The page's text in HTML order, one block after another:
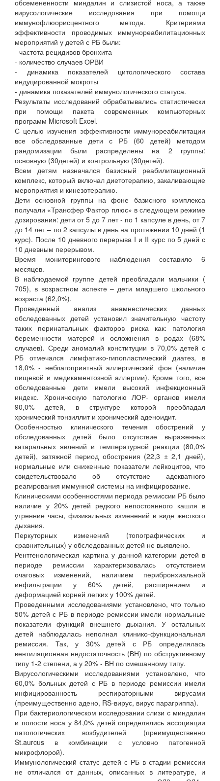
обсемененности миндалин и слизистой носа, а также
вирусологические исследования при помощи
иммунофлюорисцентного метода. Критериями
эффективности проводимых иммунореабилитационных
мероприятий у детей с РБ были:
- частота рецидивов бронхита
- количество случаев ОРВИ
- динамика показателей цитологического состава
индуцированной мокроты
- динамика показателей иммунологического статуса.
Результаты исследований обрабатывались статистически
при помощи пакета современных компьютерных
программ Microsoft Excel.
С целью изучения эффективности иммунореабилитации
все обследованные дети с РБ (60 детей) методом
рандомизации были распределены на 2 группы:
основную (30детей) и контрольную (30детей).
Всем детям назначался базисный реабилитационный
комплекс, который включал диетотерапию, закаливающие
мероприятия и кинезотерапию.
Дети основной группы на фоне базисного комплекса
получали «Трансфер Фактор плюс» в следующем режиме
дозирования: дети от 5 до 7 лет - по 1 капсуле в день, от 7
до 14 лет – по 2 капсулы в день на протяжении 10 дней (1
курс). После 10 дневного перерыва I и II курс по 5 дней с
10 дневным перерывом.
Время мониторингового наблюдения составило 6
месяцев.
В наблюдаемой группе детей преобладали мальчики (
705), в возрастном аспекте – дети младшего школьного
возраста (62,0%).
Проведенный анализ анамнестических данных
обследованных детей установил значительную частоту
таких перинатальных факторов риска как: патология
беременности матерей и осложнения в родах (68%
случаев). Среди аномалий конституции в 70,0% детей с
РБ отмечался лимфатико-гипопластический диатез, в
18,0% - неблагоприятный аллергический фон (наличие
пищевой и медикаментозной аллергии). Кроме того, все
обследованные дети имели высокий инфекционный
индекс. Хроническую патологию ЛОР- органов имели
90,0% детей, в структуре которой преобладал
хронический тонзиллит и хронический аденоидит.
Особенностью клинического течения обострений у
обследованных детей было отсутствие выраженных
катаральных явлений и температурной реакции (80,0%
детей), затяжной период обострения (22,3 ± 2,1 дней),
нормальные или сниженные показатели лейкоцитов, что
свидетельствовало об отсутствие адекватного
реагирования иммунной системы на инфицирование.
Клиническими особенностями периода ремиссии РБ было
наличие у 20% детей редкого непостоянного кашля в
утренние часы, физикальных изменений в виде жесткого
дыхания.
Перкуторных изменений (топографических и
сравнительных) у обследованных детей не выявлено.
Рентгенологическая картина у данной категории детей в
периоде ремиссии характеризовалась отсутствием
очаговых изменений, наличием перибронхиальной
инфильтрации у 60% детей, расширением и
деформацией корней легких у 100% детей.
Проведенными исследованиями установлено, что только
50% детей с РБ в периоде ремиссии имели нормальные
показатели функций внешнего дыхания. У остальных
детей наблюдалась неполная клинико-функциональная
ремиссия. Так, у 30% детей с РБ определялась
вентиляционная недостаточность (ВН) по обструктивному
типу 1-2 степени, а у 20% - ВН по смешанному типу.
Вирусологическими исследованиями установлено, что
60,0% больных детей с РБ в периоде ремиссии имели
инфицированность респираторными вирусами
(преимущественно адено, RS-вирус, вирус парагриппа).
При бактериологическом исследовании слизи с миндалин
и полости носа у 84,0% детей определялись ассоциации
патологических возбудителей (преимущественно
St.aurcus в комбинации с условно патогенной
микрофлорой).
Иммунологический статус детей с РБ в стадии ремиссии
не отличался от данных, описанных в литературе, и